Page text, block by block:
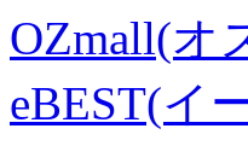
OZmall(オ
eBEST(イ